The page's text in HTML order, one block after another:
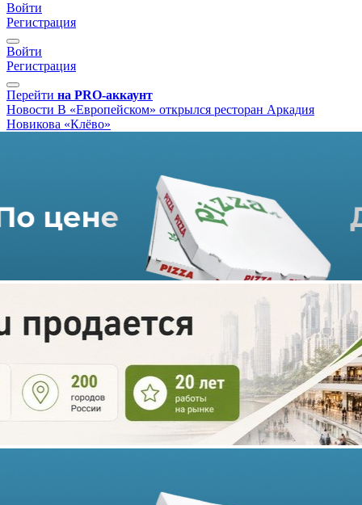
Войти
Регистрация
Войти
Регистрация
Перейти на PRO-аккаунт
Новости В «Европейском» открылся ресторан Аркадия
Новикова «Клёво»
В «Европейском» открылся
ресторан Аркадия Новикова
«Клёво»
23.04.2021 г. в 21:47